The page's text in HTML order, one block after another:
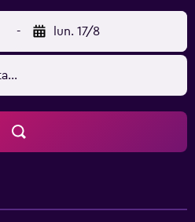
- lun. 17/8